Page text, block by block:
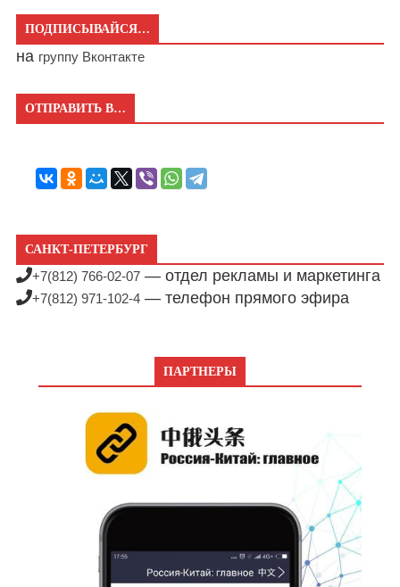
ПОДПИСЫВАЙСЯ…
на группу Вконтакте
ОТПРАВИТЬ В…
САНКТ-ПЕТЕРБУРГ
+7(812) 766-02-07 — отдел рекламы и маркетинга
+7(812) 971-102-4 — телефон прямого эфира
ПАРТНЕРЫ